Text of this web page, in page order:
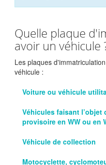
Quelle plaque
avoir un véhicule
Les plaques
véhicule :
Voiture ou véhicule
Véhicules faisant l’objet
provisoire en WW ou en
Véhicule de collection
Motocyclette,